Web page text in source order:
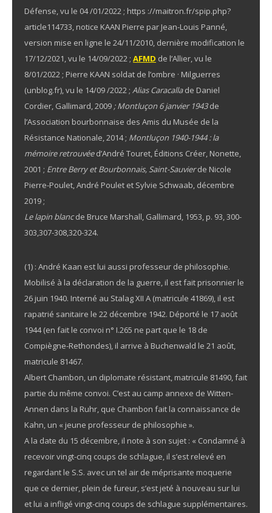
Défense, vu le 04 /01/2022 ; https ://maitron.fr/spip.php?
article114733, notice KAAN Pierre par Jean-Louis Panné,
version mise en ligne le 24/11/2010, dernière modification le
17/12/2021, vu le 14/09/2022 ; AFMD de l’Allier, vu le
8/01/2022 ; Pierre KAAN soldat de l’ombre · Milguerres
(unblog.fr), vu le 14/09 /2022 ; Alias Caracallade Daniel
Cordier, Gallimard, 2009 ; Montluçon 6 janvier 1943de
l’Association bourbonnaise des Amis du Musée de la
Résistance Nationale, 2014 ; Montluçon 1940-1944 : la
mémoire retrouvéed’André Touret, Éditions Créer, Nonette,
2001 ; Entre Berry et Bourbonnais, Saint-Sauvierde Nicole
Pierre-Poulet, André Poulet et Sylvie Schwaab, décembre
2019 ;
Le lapin blancde Bruce Marshall, Gallimard, 1953, p. 93, 300-
303,307-308,320-324.
(1) : André Kaan est lui aussi professeur de philosophie.
Mobilisé à la déclaration de la guerre, il est fait prisonnier le
26 juin 1940. Interné au Stalag XII A (matricule 41869), il est
rapatrié sanitaire le 22 décembre 1942. Déporté le 17 août
1944 (en fait le convoi n° I.265 ne part que le 18 de
Compiègne-Rethondes), il arrive à Buchenwald le 21 août,
matricule 81467.
Albert Chambon, un diplomate résistant, matricule 81490, fait
partie du même convoi. C’est au camp annexe de Witten-
Annen dans la Ruhr, que Chambon fait la connaissance de
Kahn, un « jeune professeur de philosophie ».
A la date du 15 décembre, il note à son sujet : « Condamné à
recevoir vingt-cinq coups de schlague, il s’est relevé en
regardant le S.S. avec un tel air de méprisante moquerie
que ce dernier, plein de fureur, s’est jeté à nouveau sur lui
et lui a infligé vingt-cinq coups de schlague supplémentaires.